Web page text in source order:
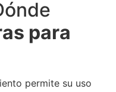
para
permite su uso